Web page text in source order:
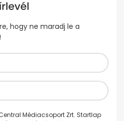
hogy ne maradj le a
Médiacsoport Zrt. Startlap